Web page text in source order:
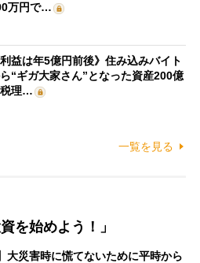
万円で…
利益は年5億円前後》住み込みバイト
“ギガ大家さん”となった資産200億
税理…
一覧を見る
を始めよう！」
大災害時に慌てないために平時から